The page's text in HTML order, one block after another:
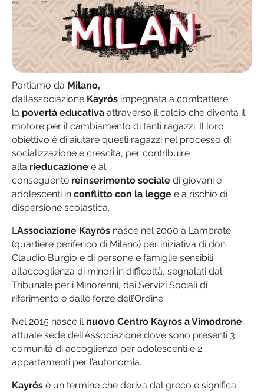
Partiamo da Milano,
dall’associazione Kayrós impegnata a combattere
la povertà educativa attraverso il calcio che diventa il
motore per il cambiamento di tanti ragazzi. Il loro
obiettivo è di aiutare questi ragazzi nel processo di
socializzazione e crescita, per contribuire
alla rieducazione e al
conseguente reinserimento sociale di giovani e
adolescenti in conflitto con la legge e a rischio di
dispersione scolastica.
L’Associazione Kayrós nasce nel 2000 a Lambrate
(quartiere periferico di Milano) per iniziativa di don
Claudio Burgio e di persone e famiglie sensibili
all’accoglienza di minori in difficoltà, segnalati dal
Tribunale per i Minorenni, dai Servizi Sociali di
riferimento e dalle forze dell’Ordine.
Nel 2015 nasce il nuovo Centro Kayros a Vimodrone,
attuale sede dell’Associazione dove sono presenti 3
comunità di accoglienza per adolescenti e 2
appartamenti per l’autonomia.
Kayrós è un termine che deriva dal greco e significa:”